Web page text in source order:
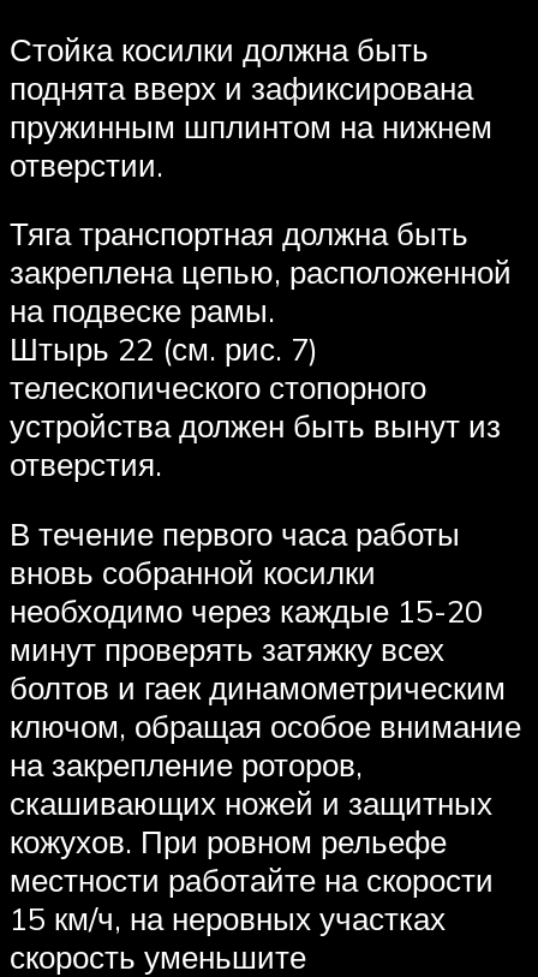
Стойка косилки должна быть
поднята вверх и зафиксирована
пружинным шплинтом на нижнем
отверстии.
Тяга транспортная должна быть
закреплена цепью, расположенной
на подвеске рамы.
Штырь 22 (см. рис. 7)
телескопического стопорного
устройства должен быть вынут из
отверстия.
В течение первого часа работы
вновь собранной косилки
необходимо через каждые 15-20
минут проверять затяжку всех
болтов и гаек динамометрическим
ключом, обращая особое внимание
на закрепление роторов,
скашивающих ножей и защитных
кожухов. При ровном рельефе
местности работайте на скорости
15 км/ч, на неровных участках
скорость уменьшите